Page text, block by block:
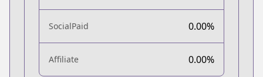
SocialPaid 0.00%
Affiliate 0.00%